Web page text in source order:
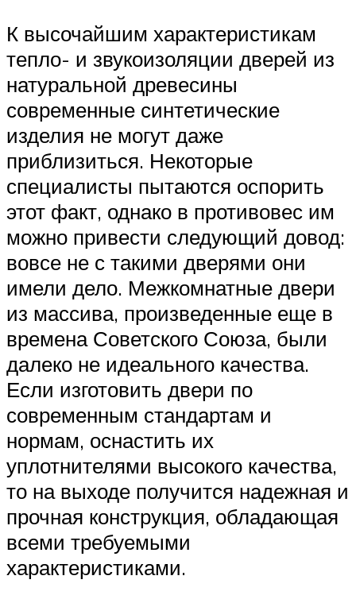
К высочайшим характеристикам
тепло- и звукоизоляции дверей из
натуральной древесины
современные синтетические
изделия не могут даже
приблизиться. Некоторые
специалисты пытаются оспорить
этот факт, однако в противовес им
можно привести следующий довод:
вовсе не с такими дверями они
имели дело. Межкомнатные двери
из массива, произведенные еще в
времена Советского Союза, были
далеко не идеального качества.
Если изготовить двери по
современным стандартам и
нормам, оснастить их
уплотнителями высокого качества,
то на выходе получится надежная и
прочная конструкция, обладающая
всеми требуемыми
характеристиками.